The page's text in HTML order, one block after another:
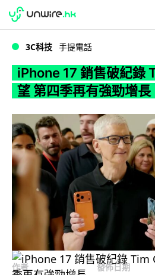
WWDC 2026
3C科技 手提電話
iPhone 17 銷售破紀錄
望 第四季再有強勁增長
作者
發佈日期